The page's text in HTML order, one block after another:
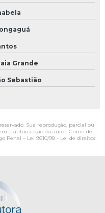
Grande
Sebastião
Sua reprodução, parcial ou
a autorização do autor. Crime de
Penal – Lei 9610/98 - Lei de direitos